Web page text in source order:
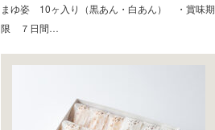
まゆ姿 10ヶ入り（黒あん・白あん） ・賞味期
限 ７日間…